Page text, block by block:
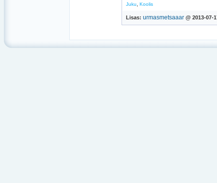
Juku Koolis
Lisas: urmasmetsaaar @ 2013-07-